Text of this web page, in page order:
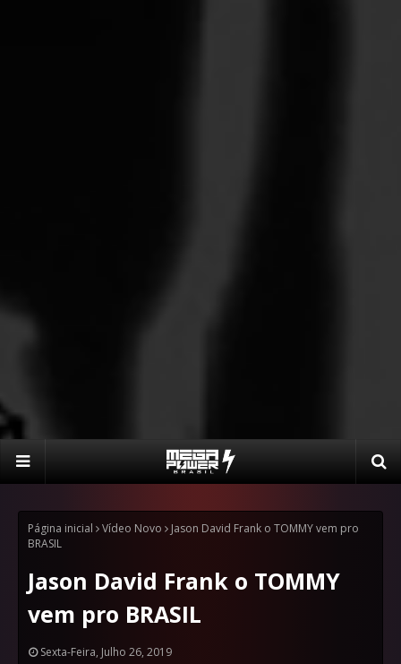
Página inicial Vídeo Novo
Jason David Frank o TOMMY vem pro
BRASIL
Jason David Frank o TOMMY
vem pro BRASIL
Sexta-Feira, Julho 26, 2019